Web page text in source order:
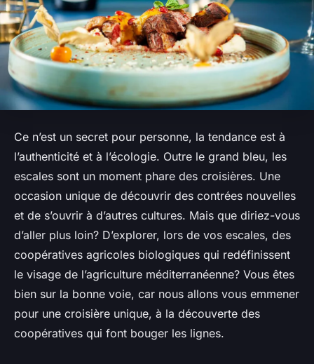
Ce n’est un secret pour personne, la tendance est à
l’authenticité et à l’écologie. Outre le grand bleu, les
escales sont un moment phare des croisières. Une
occasion unique de découvrir des contrées nouvelles
et de s’ouvrir à d’autres cultures. Mais que diriez-vous
d’aller plus loin? D’explorer, lors de vos escales, des
coopératives agricoles biologiques qui redéfinissent
le visage de l’agriculture méditerranéenne? Vous êtes
bien sur la bonne voie, car nous allons vous emmener
pour une croisière unique, à la découverte des
coopératives qui font bouger les lignes.